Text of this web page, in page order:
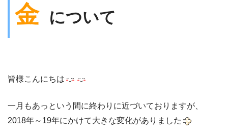
金 について
皆様こんにちは
一月もあっという間に終わりに近づいておりますが、
2018年～19年にかけて大きな変化がありました